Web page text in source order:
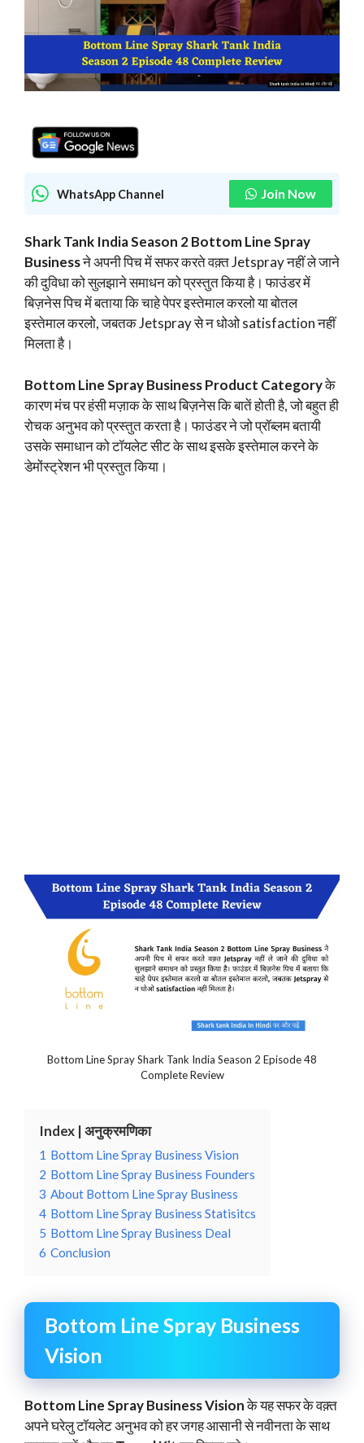
WhatsApp Channel Join Now
Shark Tank India Season 2 Bottom Line Spray
Businessने अपनी पिच में सफर करते वक़्त Jetspray नहीं ले जाने
की दुविधा को सुलझाने समाधन को प्रस्तुत किया है। फाउंडर में
बिज़नेस पिच में बताया कि चाहे पेपर इस्तेमाल करलो या बोतल
इस्तेमाल करलो, जबतक Jetspray से न धोओ satisfaction नहीं
मिलता है।
Bottom Line Spray Business Product Categoryके
कारण मंच पर हंसी मज़ाक के साथ बिज़नेस कि बातें होती है, जो बहुत ही
रोचक अनुभव को प्रस्तुत करता है। फाउंडर ने जो प्रॉब्लम बतायी
उसके समाधान को टॉयलेट सीट के साथ इसके इस्तेमाल करने के
डेमोंस्ट्रेशन भी प्रस्तुत किया।
Bottom Line Spray Shark Tank India Season 2 Episode 48
Complete Review
Index | अनुक्रमणिका
1 Bottom Line Spray Business Vision
2 Bottom Line Spray Business Founders
3 About Bottom Line Spray Business
4 Bottom Line Spray Business Statisitcs
5 Bottom Line Spray Business Deal
6 Conclusion
Bottom Line Spray Business
Vision
Bottom Line Spray Business Visionके यह सफर के वक़्त
अपने घरेलु टॉयलेट अनुभव को हर जगह आसानी से नवीनता के साथ